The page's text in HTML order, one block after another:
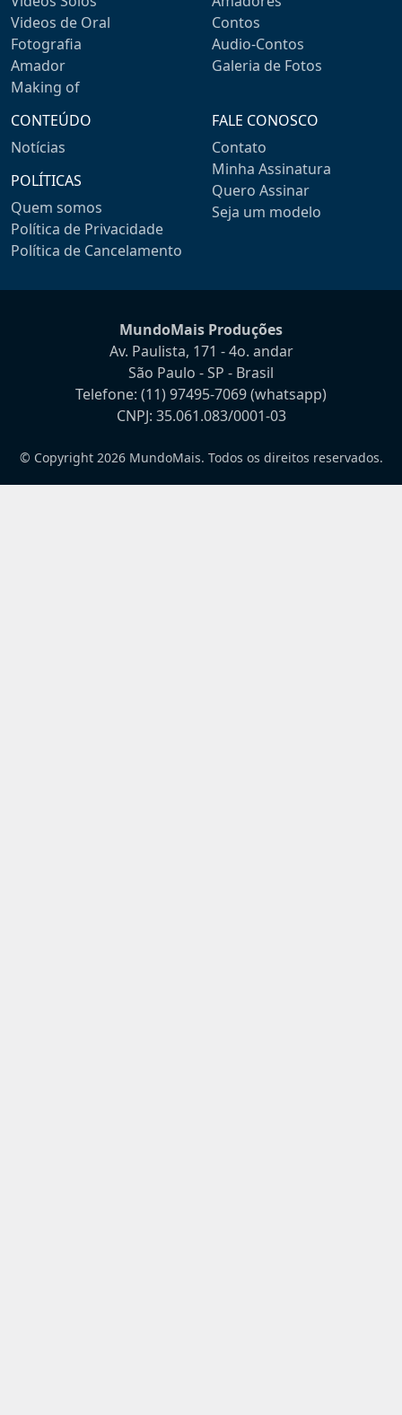
Videos de Oral
Fotografia
Amador
Making of
Contos
Audio-Contos
Galeria de Fotos
CONTEÚDO
Notícias
POLÍTICAS
Quem somos
Política de Privacidade
Política de Cancelamento
FALE CONOSCO
Contato
Minha Assinatura
Quero Assinar
Seja um modelo
MundoMais Produções
Av. Paulista, 171 - 4o. andar
São Paulo - SP - Brasil
Telefone: (11) 97495-7069(whatsapp)
CNPJ: 35.061.083/0001-03
© Copyright 2026 MundoMais. Todos os direitos reservados.